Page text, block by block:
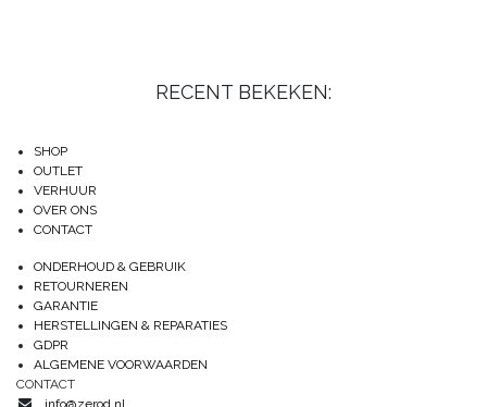
RECENT BEKEKEN:
SHOP
OUTLET
VERHUUR
OVER ONS
CONTACT
ONDERHOUD & GEBRUIK
RETOURNEREN
GARANTIE
HERSTELLINGEN & REPARATIES
GDPR
ALGEMENE VOORWAARDEN
CONTACT
info@zerod.nl